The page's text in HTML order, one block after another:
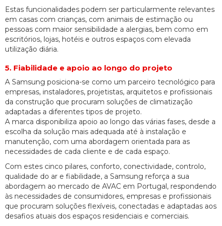
Estas funcionalidades podem ser particularmente relevantes
em casas com crianças, com animais de estimação ou
pessoas com maior sensibilidade a alergias, bem como em
escritórios, lojas, hotéis e outros espaços com elevada
utilização diária.
5. Fiabilidade e apoio ao longo do projeto
A Samsung posiciona-se como um parceiro tecnológico para
empresas, instaladores, projetistas, arquitetos e profissionais
da construção que procuram soluções de climatização
adaptadas a diferentes tipos de projeto.
A marca disponibiliza apoio ao longo das várias fases, desde a
escolha da solução mais adequada até à instalação e
manutenção, com uma abordagem orientada para as
necessidades de cada cliente e de cada espaço.
Com estes cinco pilares, conforto, conectividade, controlo,
qualidade do ar e fiabilidade, a Samsung reforça a sua
abordagem ao mercado de AVAC em Portugal, respondendo
às necessidades de consumidores, empresas e profissionais
que procuram soluções flexíveis, conectadas e adaptadas aos
desafios atuais dos espaços residenciais e comerciais.